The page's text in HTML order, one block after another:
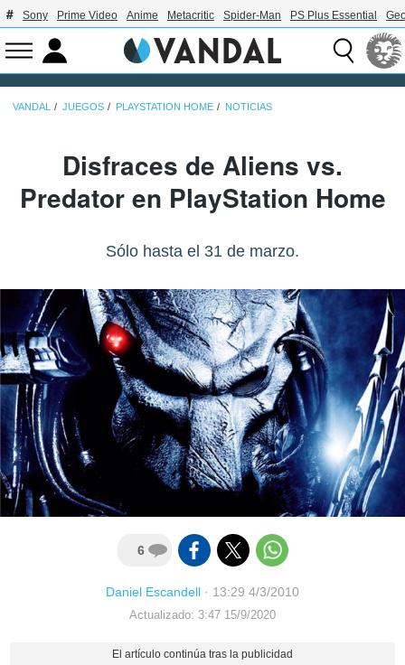
Sony Prime Video Anime Metacritic Spider-Man PS Plus Essential
VANDAL JUEGOS PLAYSTATION HOME NOTICIAS
Disfraces de Aliens vs.
Predator en PlayStation Home
Sólo hasta el 31 de marzo.
6
Daniel Escandell · 13:29 4/3/2010
Actualizado: 3:47 15/9/2020